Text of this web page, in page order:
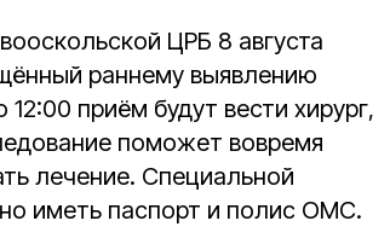
ЦРБ 8 августа
раннему выявлению
приём будут вести хирург,
поможет вовремя
лечение. Специальной
иметь паспорт и полис ОМС.